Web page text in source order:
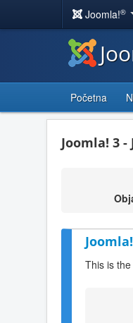
Joomla!®
Početna
Joomla! 3 -
This is